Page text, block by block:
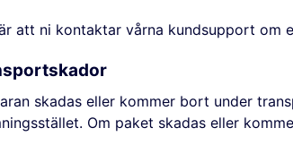
att ni kontaktar vårna kundsupport om
skadas eller kommer bort under
Om paket skadas eller